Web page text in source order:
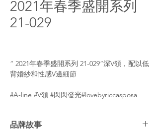
2021年春季盛開系列
21-029
“ 2021年春季盛開系列 21-029”深V領，配以低
背婚紗和性感V邊細節
#A-line #V領 #閃閃發光#lovebyriccasposa
品牌故事